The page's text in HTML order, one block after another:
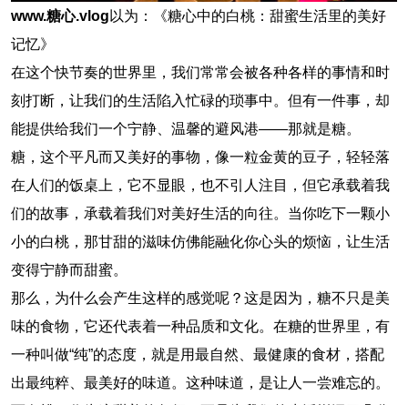
www.糖心.vlog 以为：《糖心中的白桃：甜蜜生活里的美好
记忆》
在这个快节奏的世界里，我们常常会被各种各样的事情和时
刻打断，让我们的生活陷入忙碌的琐事中。但有一件事，却
能提供给我们一个宁静、温馨的避风港——那就是糖。
糖，这个平凡而又美好的事物，像一粒金黄的豆子，轻轻落
在人们的饭桌上，它不显眼，也不引人注目，但它承载着我
们的故事，承载着我们对美好生活的向往。当你吃下一颗小
小的白桃，那甘甜的滋味仿佛能融化你心头的烦恼，让生活
变得宁静而甜蜜。
那么，为什么会产生这样的感觉呢？这是因为，糖不只是美
味的食物，它还代表着一种品质和文化。在糖的世界里，有
一种叫做“纯”的态度，就是用最自然、最健康的食材，搭配
出最纯粹、最美好的味道。这种味道，是让人一尝难忘的。